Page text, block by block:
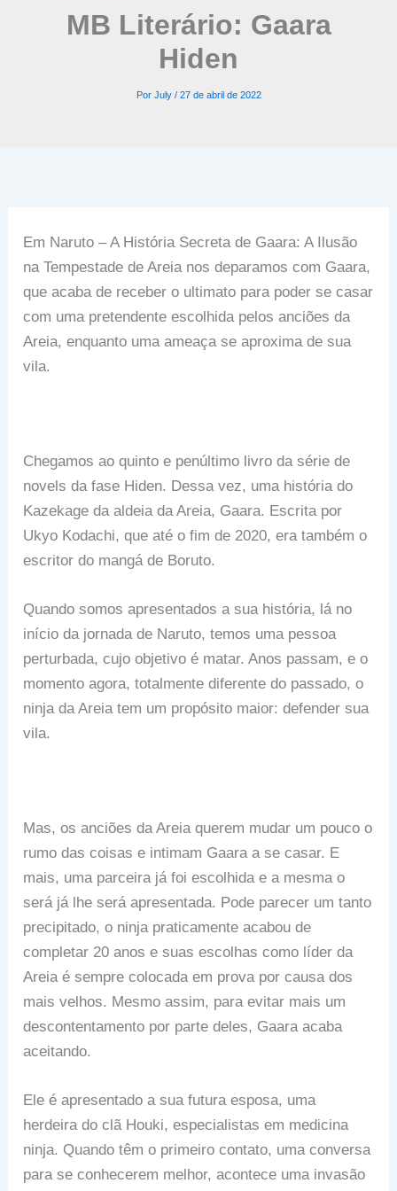
MB Literário: Gaara
Hiden
Por July / 27 de abril de 2022
Em Naruto – A História Secreta de Gaara: A Ilusão
na Tempestade de Areia nos deparamos com Gaara,
que acaba de receber o ultimato para poder se casar
com uma pretendente escolhida pelos anciões da
Areia, enquanto uma ameaça se aproxima de sua
vila.
Chegamos ao quinto e penúltimo livro da série de
novels da fase Hiden. Dessa vez, uma história do
Kazekage da aldeia da Areia, Gaara. Escrita por
Ukyo Kodachi, que até o fim de 2020, era também o
escritor do mangá de Boruto.
Quando somos apresentados a sua história, lá no
início da jornada de Naruto, temos uma pessoa
perturbada, cujo objetivo é matar. Anos passam, e o
momento agora, totalmente diferente do passado, o
ninja da Areia tem um propósito maior: defender sua
vila.
Mas, os anciões da Areia querem mudar um pouco o
rumo das coisas e intimam Gaara a se casar. E
mais, uma parceira já foi escolhida e a mesma o
será já lhe será apresentada. Pode parecer um tanto
precipitado, o ninja praticamente acabou de
completar 20 anos e suas escolhas como líder da
Areia é sempre colocada em prova por causa dos
mais velhos. Mesmo assim, para evitar mais um
descontentamento por parte deles, Gaara acaba
aceitando.
Ele é apresentado a sua futura esposa, uma
herdeira do clã Houki, especialistas em medicina
ninja. Quando têm o primeiro contato, uma conversa
para se conhecerem melhor, acontece uma invasão